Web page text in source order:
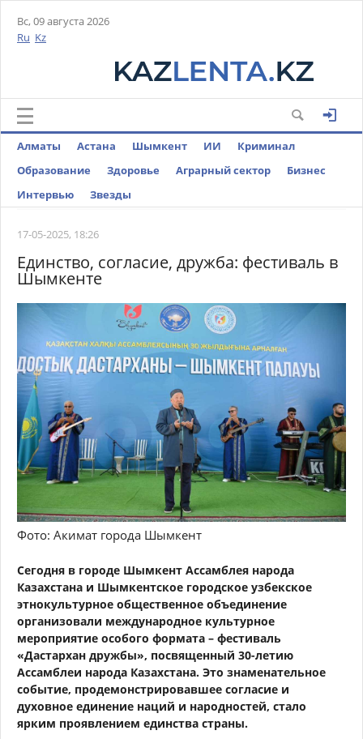
Вс, 09 августа 2026
Ru Kz
Алматы Астана Шымкент ИИ
Криминал
Образование
Здоровье Аграрный сектор
Бизнес
Интервью
Звезды
17-05-2025, 18:26
Единство, согласие, дружба: фестиваль в
Шымкенте
Фото: Акимат города Шымкент
Сегодня в городе Шымкент Ассамблея народа
Казахстана и Шымкентское городское узбекское
этнокультурное общественное объединение
организовали международное культурное
мероприятие особого формата – фестиваль
«Дастархан дружбы», посвященный 30-летию
Ассамблеи народа Казахстана. Это знаменательное
событие, продемонстрировавшее согласие и
духовное единение наций и народностей, стало
ярким проявлением единства страны.